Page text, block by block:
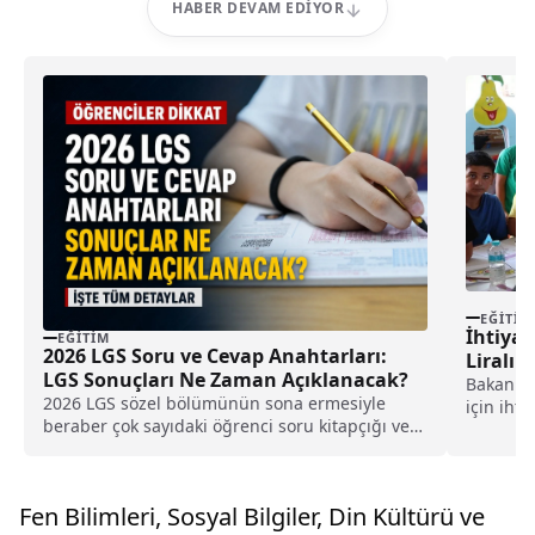
HABER DEVAM EDIYOR
EĞITIM
2026 LGS Soru ve Cevap Anahtarları:
LGS Sonuçları Ne Zaman Açıklanacak?
2026 LGS sözel bölümünün sona ermesiyle
beraber çok sayıdaki öğrenci soru kitapçığı ve
sonuçları ne zaman açıklanacak?
EĞITIM
İhtiyaç
Liralık
Bakan
için
Fen Bilimleri, Sosyal Bilgiler, Din Kültürü ve